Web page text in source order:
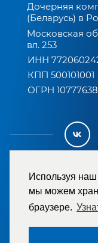
Используя наш
мы можем
браузере.
Дочерняя
(Беларусь) в
Московская
вл. 253
ИНН
КПП 500101001
ОГРН
2007-2026 © ООО
информация на
возможности
приобретением и
437 ГК РФ).